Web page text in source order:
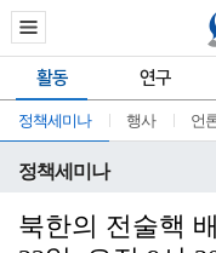
활동 연구
정책세미나 행사 언
정책세미나
북한의 전술핵